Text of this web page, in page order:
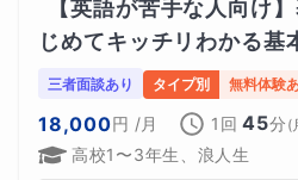
【お問い合わせをいただ
生徒様の志望校、指導目的、勉
【英語が苦手な人向け
じめてキッチリわかる基
三者面談あり タイプ別 無料体験
18,000円 /月 1回 45分 (
高校1〜3年生、浪人生